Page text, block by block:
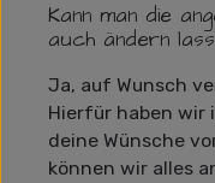
Kann man die
auch ändern
Ja, auf Wunsch
Hierfür haben wir
deine Wünsche
können wir alles